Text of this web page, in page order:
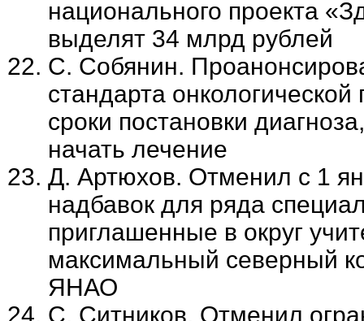
национального проекта
выделят 34 млрд рублей
С. Собянин.
стандарта
сроки постановки
начать лечение
Д. Артюхов. Отменил с 1
надбавок для ряда
приглашенные в округ
максимальный северный
ЯНАО
С. Ситников. Отменил